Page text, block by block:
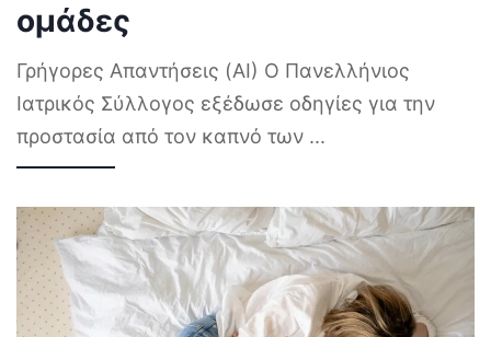
ομάδες
Γρήγορες Απαντήσεις (AI) Ο Πανελλήνιος
Ιατρικός Σύλλογος εξέδωσε οδηγίες για την
προστασία από τον καπνό των ...